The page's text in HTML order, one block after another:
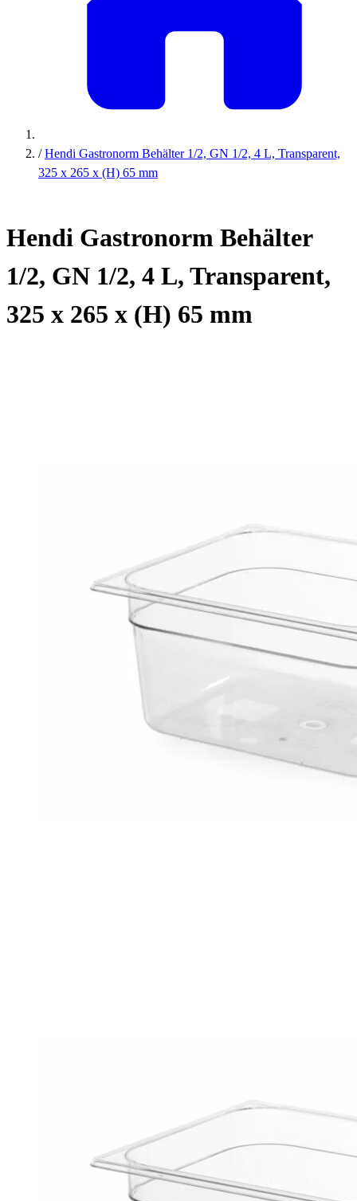
/ Hendi Gastronorm Behälter 1/2, GN 1/2, 4 L, Transparent,
325 x 265 x (H) 65 mm
Hendi Gastronorm Behälter
1/2, GN 1/2, 4 L, Transparent,
325 x 265 x (H) 65 mm